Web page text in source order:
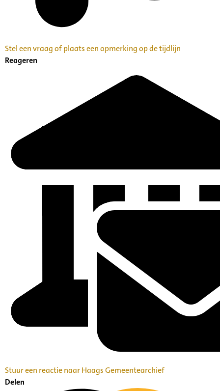
Stel een vraag of plaats een opmerking op de tijdlijn
Reageren
Stuur een reactie naar Haags Gemeentearchief
Delen